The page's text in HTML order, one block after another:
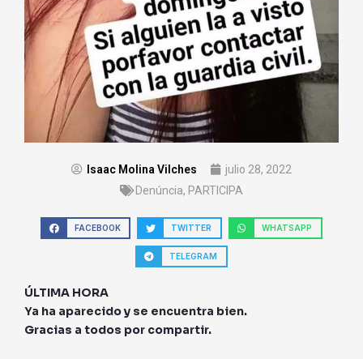
Isaac Molina Vilches
julio 28, 2022
Denúncia, PARTICIPA
FACEBOOK TWITTER WHATSAPP
TELEGRAM
ÚLTIMA HORA
Ya ha aparecido y se encuentra bien.
Gracias a todos por compartir.